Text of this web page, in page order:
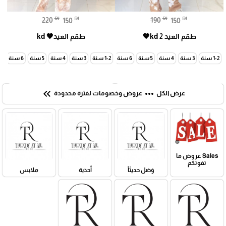
190 ₪ 150 ₪
طقم العيد kd 2🤎
1-2 سنة 3 سنة 4 سنة 5 سنة 6 سنة 7 سنة
220 ₪ 150 ₪
طقم العيد🤎 kd
1-2 سنة 3 سنة 4 سنة 5 سنة 6 سنة
عرض الكل more_horiz عروض وخصومات لفترة محدودة keyboard_double_arrow_left
Sales عروض ما
تفوتكم
وَصَل حديثَاً
أحذية ملابس